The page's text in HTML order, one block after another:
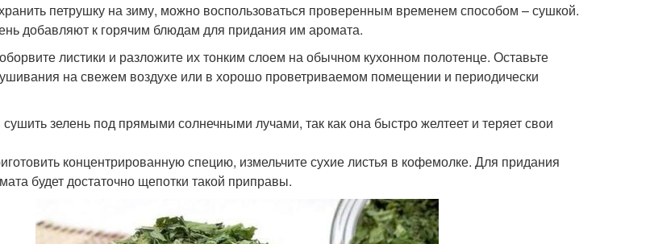
петрушку на зиму, можно воспользоваться проверенным временем способом – сушкой.
добавляют к горячим блюдам для придания им аромата.
листики и разложите их тонким слоем на обычном кухонном полотенце. Оставьте
на свежем воздухе или в хорошо проветриваемом помещении и периодически
зелень под прямыми солнечными лучами, так как она быстро желтеет и теряет свои
концентрированную специю, измельчите сухие листья в кофемолке. Для придания
будет достаточно щепотки такой приправы.